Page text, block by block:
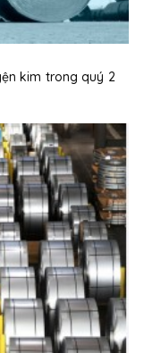
kim trong quý 2